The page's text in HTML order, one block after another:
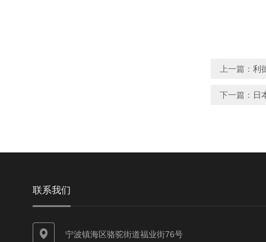
上一篇： 利
下一篇： 日
联系我们
宁波镇海区骆驼街道福业街76号